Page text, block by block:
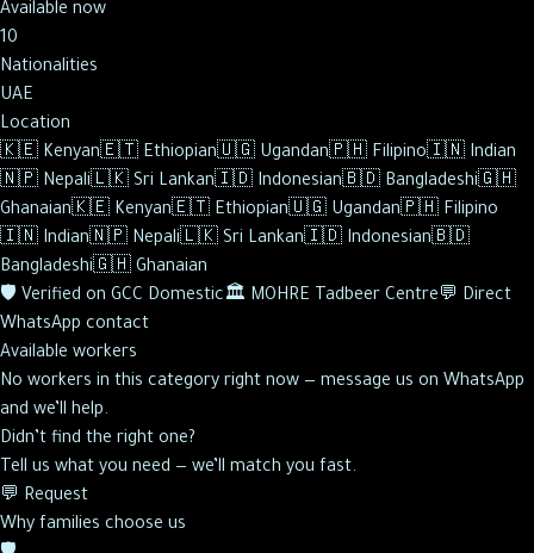
Available now
10
Nationalities
UAE
Location
🇰🇪 Kenyan🇪🇹 Ethiopian🇺🇬 Ugandan🇵🇭 Filipino🇮🇳 Indian
🇳🇵 Nepali🇱🇰 Sri Lankan🇮🇩 Indonesian🇧🇩 Bangladeshi🇬🇭
Ghanaian🇰🇪 Kenyan🇪🇹 Ethiopian🇺🇬 Ugandan🇵🇭 Filipino
🇮🇳 Indian🇳🇵 Nepali🇱🇰 Sri Lankan🇮🇩 Indonesian🇧🇩
Bangladeshi🇬🇭 Ghanaian
🛡️ Verified on GCC Domestic🏛️ MOHRE Tadbeer Centre💬 Direct
WhatsApp contact
Available workers
No workers in this category right now — message us on WhatsApp
and we’ll help.
Didn’t find the right one?
Tell us what you need — we’ll match you fast.
💬 Request
Why families choose us